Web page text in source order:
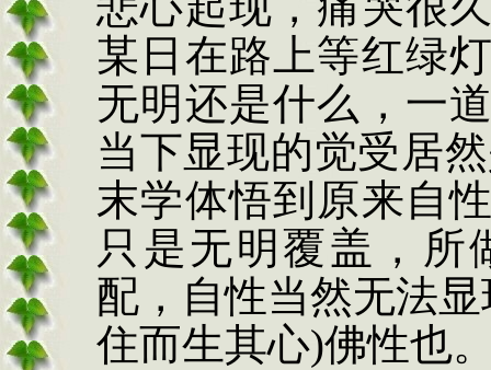
某日在路上等红绿
无明还是什么 ， 一
当下显现的觉受居
末学体悟到原来自
只是无明覆盖 ， 所
配 ， 自性当然无法
住而生其心)佛性也